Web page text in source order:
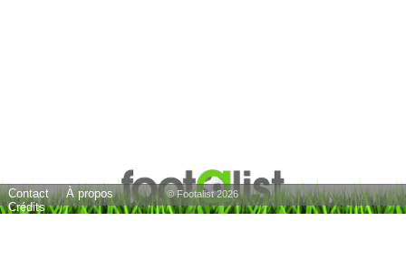
Contact
À propos
Crédits
© Footalist 2026